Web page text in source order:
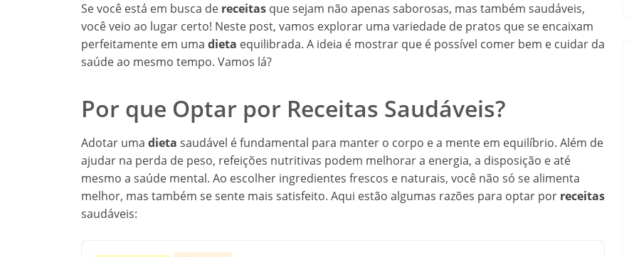
Se você está em busca de receitas que sejam não apenas saborosas, mas também saudáveis,
você veio ao lugar certo! Neste post, vamos explorar uma variedade de pratos que se encaixam
perfeitamente em uma dieta equilibrada. A ideia é mostrar que é possível comer bem e cuidar da
saúde ao mesmo tempo. Vamos lá?
Por que Optar por Receitas Saudáveis?
Adotar uma dieta saudável é fundamental para manter o corpo e a mente em equilíbrio. Além de
ajudar na perda de peso, refeições nutritivas podem melhorar a energia, a disposição e até
mesmo a saúde mental. Ao escolher ingredientes frescos e naturais, você não só se alimenta
melhor, mas também se sente mais satisfeito. Aqui estão algumas razões para optar por receitas
saudáveis: